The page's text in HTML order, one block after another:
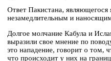
Ответ Пакистана,
незамедлительным и
Долгое молчание Кабула и
выразили свое мнение по
это нападение, говорит о том,
что происходит у них на